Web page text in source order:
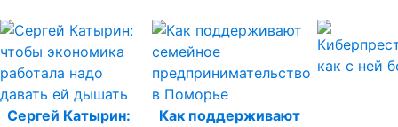
Сергей Катырин:
Как поддерживают